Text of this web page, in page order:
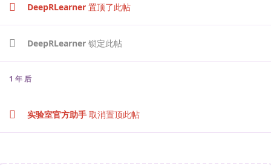
DeepRLearner 置顶了此帖
DeepRLearner 锁定此帖
1 年 后
实验室官方助手 取消置顶此帖